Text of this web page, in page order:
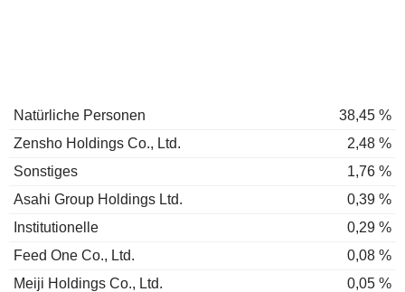
Natürliche Personen
38,45 %
Zensho Holdings Co., Ltd.
2,48 %
Sonstiges
1,76 %
Asahi Group Holdings Ltd.
0,39 %
Institutionelle
0,29 %
Feed One Co., Ltd.
0,08 %
Meiji Holdings Co., Ltd.
0,05 %